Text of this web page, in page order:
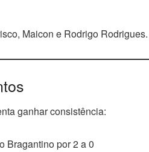
Maicon e Rodrigo Rodrigues.
ganhar consistência:
Bragantino por 2 a 0